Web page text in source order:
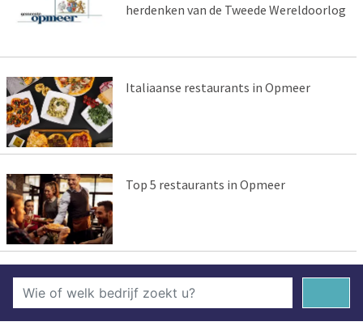
herdenken van de Tweede Wereldoorlog
Italiaanse restaurants in Opmeer
Top 5 restaurants in Opmeer